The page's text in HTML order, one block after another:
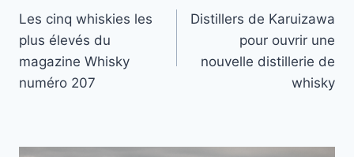
de
l’article
Les cinq whiskies les
plus élevés du
magazine Whisky
numéro 207
Distillers de Karuizawa
pour ouvrir une
nouvelle distillerie de
whisky